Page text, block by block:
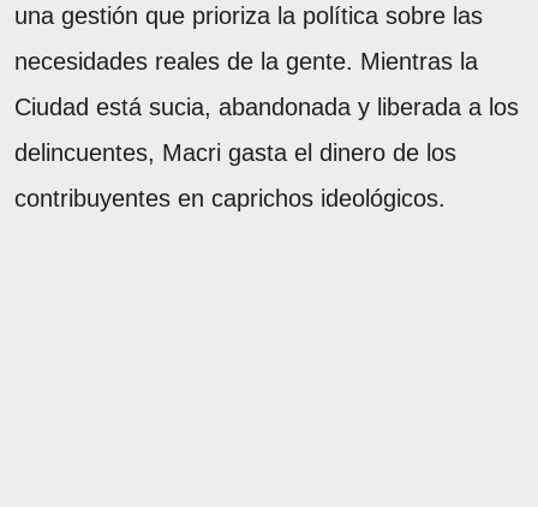
una gestión que prioriza la política sobre las
necesidades reales de la gente. Mientras la
Ciudad está sucia, abandonada y liberada a los
delincuentes, Macri gasta el dinero de los
contribuyentes en caprichos ideológicos.